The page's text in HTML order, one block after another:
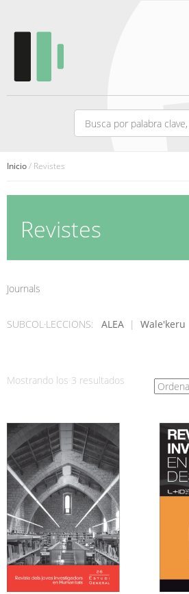
Inicio/ Revistes
Revistes
Journals
SUBCOL·LECCIONS: ALEA | Wale'keru
Mostrando los 3 resultados Ordenado